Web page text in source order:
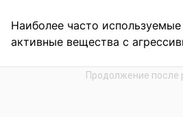
Наиболее часто
активные вещества с